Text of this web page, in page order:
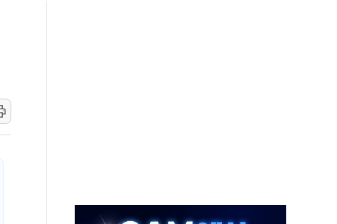
엔 톤 낮춰
포항시 '시끌'
해도 놀랍지 않아"
권 8~9일 최대 100mm 호우